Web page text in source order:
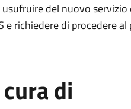
usufruire del nuovo
e richiedere di procedere
di